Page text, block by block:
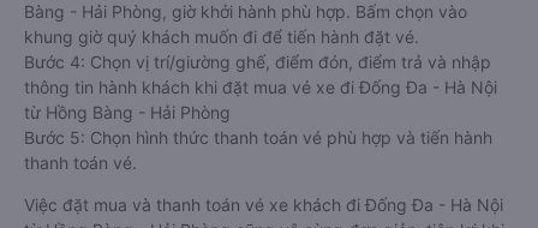
Bàng - Hải Phòng, giờ khởi hành phù hợp. Bấm chọn vào
khung giờ quý khách muốn đi để tiến hành đặt vé.
Bước 4: Chọn vị trí/giường ghế, điểm đón, điểm trả và nhập
thông tin hành khách khi đặt mua vé xe đi Đống Đa - Hà Nội
từ Hồng Bàng - Hải Phòng
Bước 5: Chọn hình thức thanh toán vé phù hợp và tiến hành
thanh toán vé.
Việc đặt mua và thanh toán vé xe khách đi Đống Đa - Hà Nội